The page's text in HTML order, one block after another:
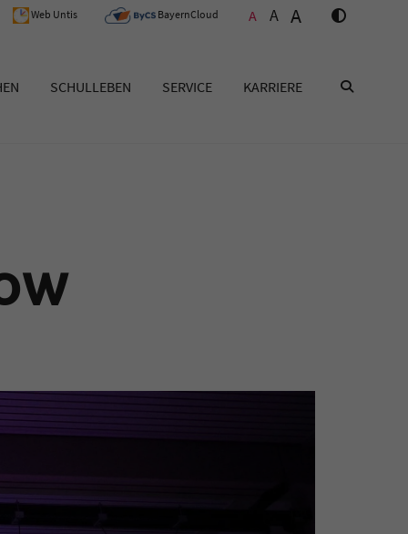
Web Untis BayernCloud A A A
SCHULLEBEN SERVICE KARRIERE